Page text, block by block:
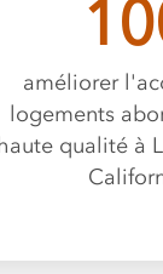
améliorer
logements
qualité à